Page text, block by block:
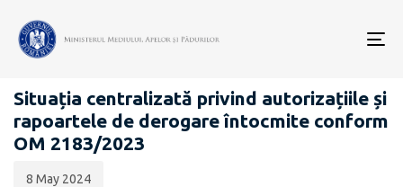
BIODIVERSITATE
Situația centralizată privind autorizațiile și
rapoartele de derogare întocmite conform
OM 2183/2023
publicării:
8 May 2024